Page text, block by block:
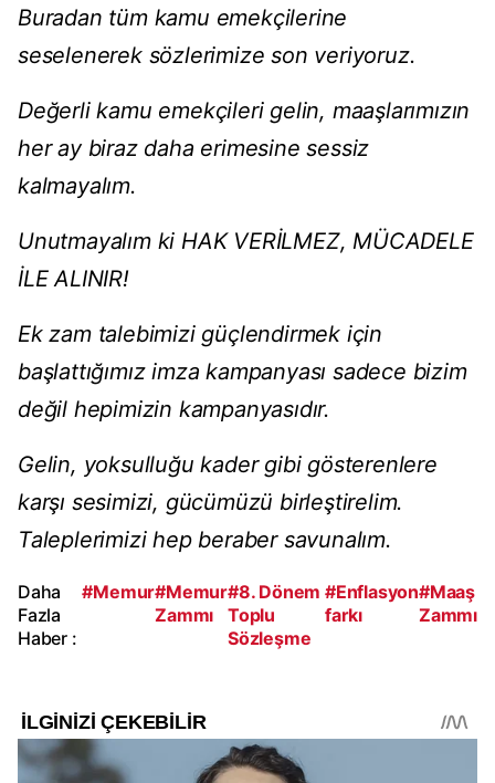
Buradan tüm kamu emekçilerine
seselenerek sözlerimize son veriyoruz.
Değerli kamu emekçileri gelin, maaşlarımızın
her ay biraz daha erimesine sessiz
kalmayalım.
Unutmayalım ki HAK VERİLMEZ, MÜCADELE
İLE ALINIR!
Ek zam talebimizi güçlendirmek için
başlattığımız imza kampanyası sadece bizim
değil hepimizin kampanyasıdır.
Gelin, yoksulluğu kader gibi gösterenlere
karşı sesimizi, gücümüzü birleştirelim.
Taleplerimizi hep beraber savunalım.
Daha
Fazla
Haber :
#Memur#Memur
Zammı
#8. Dönem
Toplu
Sözleşme
#Enflasyon
farkı
#Maaş
Zammı